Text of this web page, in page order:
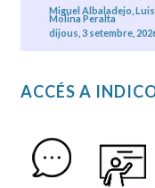
Miguel Albaladejo,
Molina Peralta
dijous, 3 setembre,
ACCÉS A